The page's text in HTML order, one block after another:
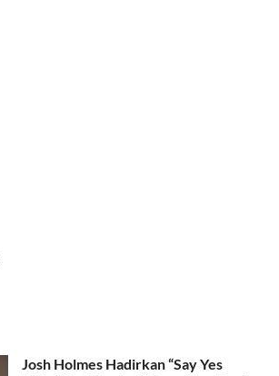
Josh Holmes Hadirkan “Say Yes